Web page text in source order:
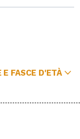
E FASCE D'ETÀ